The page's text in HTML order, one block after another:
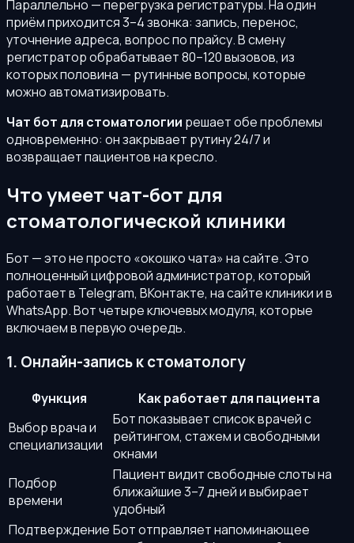
Параллельно — перегрузка регистратуры. На один
приём приходится 3–4 звонка: запись, перенос,
уточнение адреса, вопрос по прайсу. В смену
регистратор обрабатывает 80–120 вызовов, из
которых половина — рутинные вопросы, которые
можно автоматизировать.
Чат бот для стоматологии решает обе проблемы
одновременно: он закрывает рутину 24/7 и
возвращает пациентов на кресло.
Что умеет чат-бот для
стоматологической клиники
Бот — это не просто «окошко чата» на сайте. Это
полноценный цифровой администратор, который
работает в Telegram, ВКонтакте, на сайте клиники и в
WhatsApp. Вот четыре ключевых модуля, которые
включаем в первую очередь.
1. Онлайн-запись к стоматологу
Функция
Как работает для пациента
Выбор врача и
специализации
Бот показывает список врачей с
рейтингом, стажем и свободными
окнами
Подбор
времени
Пациент видит свободные слоты на
ближайшие 3–7 дней и выбирает
удобный
Подтверждение Бот отправляет напоминающее